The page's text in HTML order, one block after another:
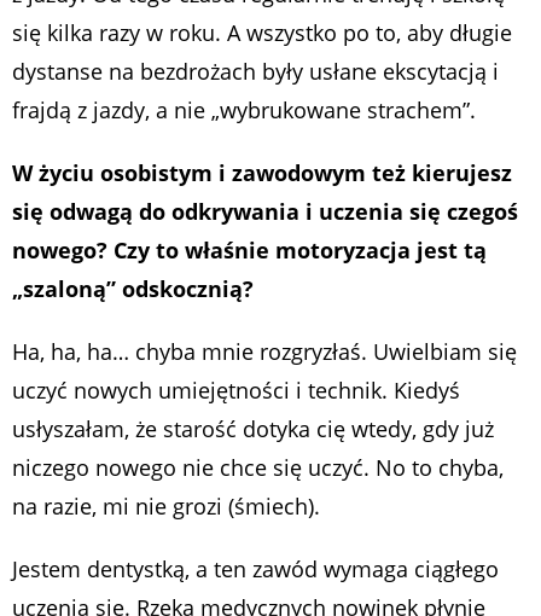
się kilka razy w roku. A wszystko po to, aby długie
dystanse na bezdrożach były usłane ekscytacją i
frajdą z jazdy, a nie „wybrukowane strachem”.
W życiu osobistym i zawodowym też kierujesz
się odwagą do odkrywania i uczenia się czegoś
nowego? Czy to właśnie motoryzacja jest tą
„szaloną” odskocznią?
Ha, ha, ha… chyba mnie rozgryzłaś. Uwielbiam się
uczyć nowych umiejętności i technik. Kiedyś
usłyszałam, że starość dotyka cię wtedy, gdy już
niczego nowego nie chce się uczyć. No to chyba,
na razie, mi nie grozi (śmiech).
Jestem dentystką, a ten zawód wymaga ciągłego
uczenia się. Rzeka medycznych nowinek płynie